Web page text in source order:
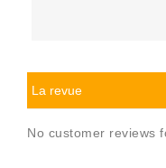
La revue
No customer reviews